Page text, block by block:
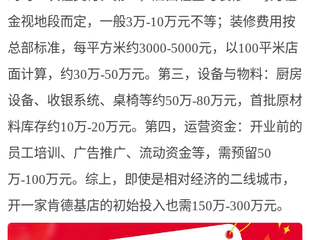
金视地段而定，一般3万-10万元不等；装修费用按
总部标准，每平方米约3000-5000元，以100平米店
面计算，约30万-50万元。第三，设备与物料：厨房
设备、收银系统、桌椅等约50万-80万元，首批原材
料库存约10万-20万元。第四，运营资金：开业前的
员工培训、广告推广、流动资金等，需预留50
万-100万元。综上，即使是相对经济的二线城市，
开一家肯德基店的初始投入也需150万-300万元。